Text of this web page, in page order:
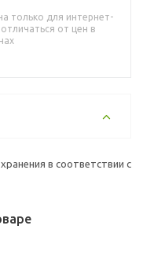
только для интернет-
от цен в
в соответствии с